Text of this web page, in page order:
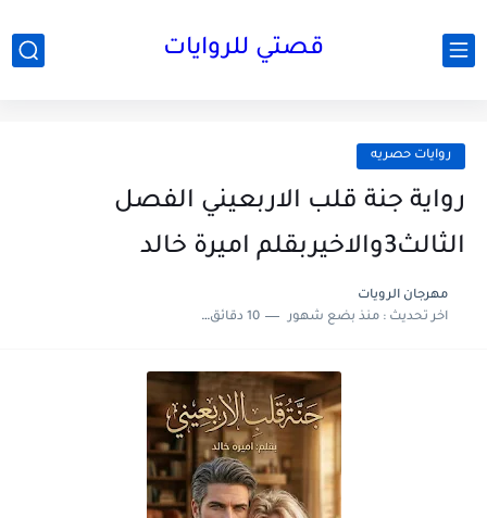
قصتي للروايات
روايات حصريه
رواية جنة قلب الاربعيني الفصل
الثالث3والاخيربقلم اميرة خالد
مهرجان الرويات
اخر تحديث :منذ بضع شهور 10 دقائق للقراءة